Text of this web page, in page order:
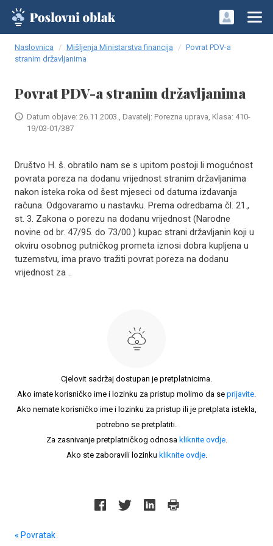
Naslovnica Mišljenja Ministarstva financija
Povrat PDV-a
stranim državljanima
Povrat PDV-a stranim državljanima
Datum objave: 26.11.2003., Davatelj: Porezna uprava, Klasa: 410-
19/03-01/387
Društvo H. š. obratilo nam se s upitom postoji li mogućnost
povrata poreza na dodanu vrijednost stranim državljanima
nakon isteka roka od šest mjeseci od datuma izdavanja
računa. Odgovaramo u nastavku. Prema odredbama čl. 21.,
st. 3. Zakona o porezu na dodanu vrijednost (Narodne
novine od br. 47/95. do 73/00.) kupac strani državljanin koji u
okviru osobnog putničkog prometa iznosi dobra kupljena u
tuzemstvu, ima pravo tražiti povrat poreza na dodanu
vrijednost za ..
Cjelovit sadržaj dostupan je pretplatnicima.
Ako imate korisničko ime i lozinku za pristup molimo da se prijavite.
Ako nemate korisničko ime i lozinku za pristup ili je pretplata istekla,
potrebno se pretplatiti.
Za zasnivanje pretplatničkog odnosa kliknite ovdje.
Ako ste zaboravili lozinku kliknite ovdje.
« Povratak